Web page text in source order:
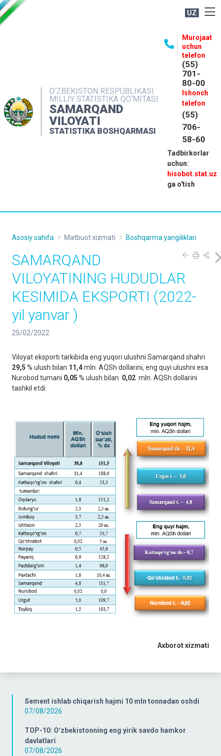
UZ
O‘ZBEKISTON RESPUBLIKASI
MILLIY STATISTIKA QO‘MITASI
SAMARQAND
VILOYATI
STATISTIKA BOSHQARMASI
Murojaat
uchun
telefon
(55)
701-
80-00
Ishonch
telefon
(55)
706-
58-60
Tadbirkorlar
uchun:
hisobot.stat.uz
ga o'tish
MATBUOT XIZMATI
MUROJAATLAR
KONTAKTLAR
Sement ishlab chiqarish hajmi 10 mln tonnadan oshdi
07/08/2026
TOP-10: Oʻzbekistonning eng yirik savdo hamkor
davlatlari
07/08/2026
Asosiy sahifa Matbuot xizmati Boshqarma yangiliklari
SAMARQAND
VILOYATINING HUDUDLAR
KESIMIDA EKSPORTI (2022-
yil yanvar )
25/02/2022
Viloyat eksporti tarkibida eng yuqori ulushni Samarqand shahri
29,5 % ulush bilan 11,4mln. AQSh dollarini, eng quyi ulushni esa
Nurobod tumani 0,05 % ulush bilan 0,02 mln. AQSh dollarini
tashkil etdi.
Axborot xizmati